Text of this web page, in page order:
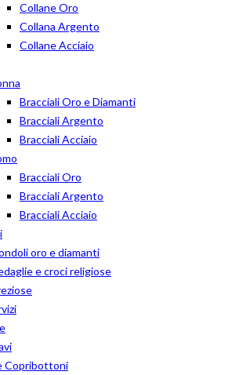
Collane Oro
Collana Argento
Collane Acciaio
Bracciali Oro e Diamanti
Bracciali Argento
Bracciali Acciaio
Bracciali Oro
Bracciali Argento
Bracciali Acciaio
oro e diamanti
e croci religiose
Copribottoni